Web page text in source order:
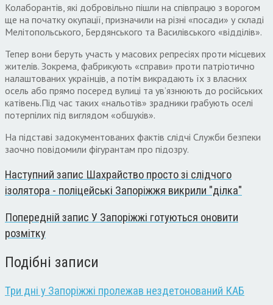
Колаборантів, які добровільно пішли на співпрацю з ворогом
ще на початку окупації, призначили на різні «посади» у складі
Мелітопольського, Бердянського та Василівського «відділів».
Тепер вони беруть участь у масових репресіях проти місцевих
жителів. Зокрема, фабрикують «справи» проти патріотично
налаштованих українців, а потім викрадають їх з власних
осель або прямо посеред вулиці та ув’язнюють до російських
катівень.Під час таких «нальотів» зрадники грабують оселі
потерпілих під виглядом «обшуків».
На підставі задокументованих фактів слідчі Служби безпеки
заочно повідомили фігурантам про підозру.
Наступний запис Шахрайство просто зі слідчого
ізолятора - поліцейські Запоріжжя викрили "ділка"
Попередній запис У Запоріжжі готуються оновити
розмітку
Подібні записи
Три дні у Запоріжжі пролежав нездетонований КАБ